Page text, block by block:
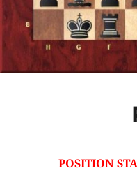
POSITION